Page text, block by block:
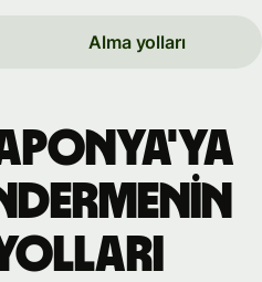
Alma yolları